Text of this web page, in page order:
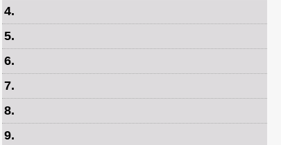
4.
5.
6.
7.
8.
9.